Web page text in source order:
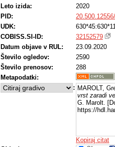
Leto izida:
2020
PID:
UDK:
COBISS.SI-ID:
32152579
Datum objave v RUL:
23.09.2020
Število ogledov:
2590
Število prenosov:
288
Metapodatki:
: MAROLT,
vrst zaradi
G. Marolt.
https://
Kopiraj citat